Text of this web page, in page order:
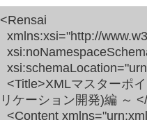
<Rensai
xmlns:xsi="http://
<Title>XMLマスターポ
リケーション開発)編 ～
<Content